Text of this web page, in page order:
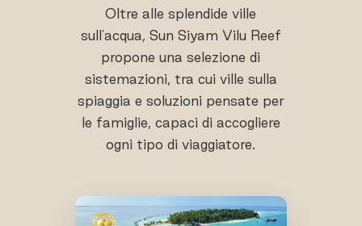
Oltre alle splendide ville
sull'acqua, Sun Siyam Vilu Reef
propone una selezione di
sistemazioni, tra cui ville sulla
spiaggia e soluzioni pensate per
le famiglie, capaci di accogliere
ogni tipo di viaggiatore.